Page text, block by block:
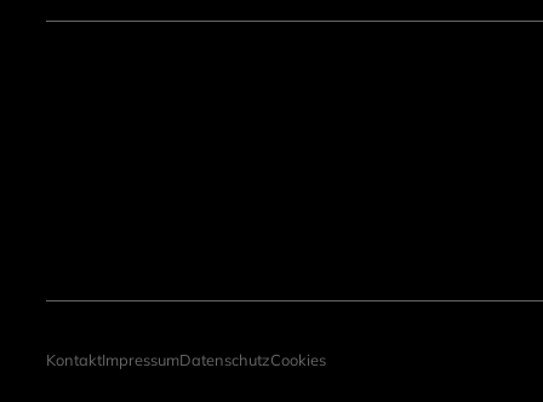
KontaktImpressumDatenschutzCookies